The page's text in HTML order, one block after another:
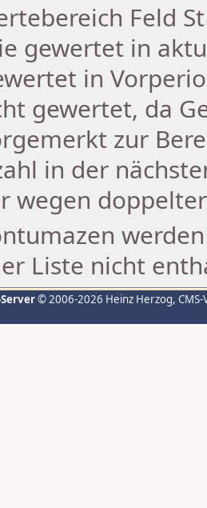
Feld
gewertet in
in
gewertet, da
zur
in der
wegen
Liste nicht
© 2006-2026 Heinz Herzog,